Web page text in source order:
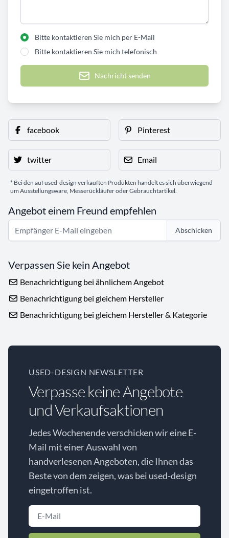
Bitte kontaktieren Sie mich per E-Mail
Bitte kontaktieren Sie mich telefonisch
Nachricht senden
facebook Pinterest
twitter Email
* Bei den auf used-design verkauften Produkten handelt es sich überwiegend
um Ausstellungsware, Messerückläufer oder Gebrauchtartikel.
Angebot einem Freund empfehlen
Abschicken
Verpassen Sie kein Angebot
Benachrichtigung bei ähnlichem Angebot
Benachrichtigung bei gleichem Hersteller
Benachrichtigung bei gleichem Hersteller & Kategorie
USED-DESIGN NEWSLETTER
Verpasse keine Angebote
und Verkaufsaktionen
Jedes Wochenende verschicken wir eine E-
Mail mit einer Auswahl von
handverlesenen Angeboten, die Ihnen das
Beste von dem zeigen, was bei used-design
eingetroffen ist.